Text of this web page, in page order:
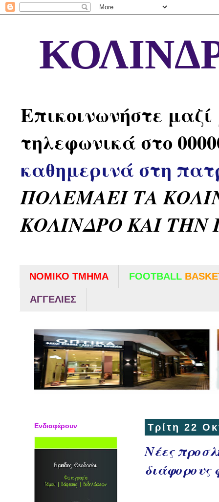
Επικοινωνήστε
τηλεφωνικά στο
καθημερινά στη
ΠΟΛΕΜΑΕΙ ΤΑ
ΚΟΛΙΝΔΡΟ ΚΑΙ ΤΗΝ
ΝΟΜΙΚΟ ΤΜΗΜΑ FOOTBALL
ΑΓΓΕΛΙΕΣ
Τρίτη 22
Νέες
διάφορους
Ενδιαφέρουν